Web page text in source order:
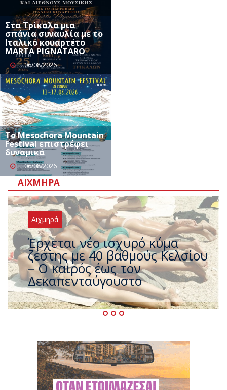
Στα Τρίκαλα μια
σπάνια συναυλία με το
Ιταλικό κουαρτέτο
MARTA PIGNATARO
06/08/2026
Το Mesochora Mountain
Festival επιστρέφει
δυναμικά
06/08/2026
ΑΙΧΜΗΡΆ
Αιχμηρά
Άφαντος ο Τσίπρας… την ώρα
που η χώρα καίγεται